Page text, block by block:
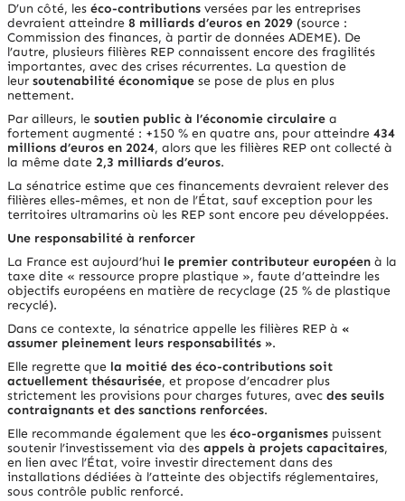
D’un côté, les éco-contributions versées par les entreprises
devraient atteindre 8 milliards d’euros en 2029 (source :
Commission des finances, à partir de données ADEME). De
l’autre, plusieurs filières REP connaissent encore des fragilités
importantes, avec des crises récurrentes. La question de
leur soutenabilité économique se pose de plus en plus
nettement.
Par ailleurs, le soutien public à l’économie circulaire a
fortement augmenté : +150 % en quatre ans, pour atteindre 434
millions d’euros en 2024, alors que les filières REP ont collecté à
la même date 2,3 milliards d’euros.
La sénatrice estime que ces financements devraient relever des
filières elles-mêmes, et non de l’État, sauf exception pour les
territoires ultramarins où les REP sont encore peu développées.
Une responsabilité à renforcer
La France est aujourd’hui le premier contributeur européen à la
taxe dite « ressource propre plastique », faute d’atteindre les
objectifs européens en matière de recyclage (25 % de plastique
recyclé).
Dans ce contexte, la sénatrice appelle les filières REP à «
assumer pleinement leurs responsabilités ».
Elle regrette que la moitié des éco-contributions soit
actuellement thésaurisée, et propose d’encadrer plus
strictement les provisions pour charges futures, avec des seuils
contraignants et des sanctions renforcées.
Elle recommande également que les éco-organismes puissent
soutenir l’investissement via des appels à projets capacitaires,
en lien avec l’État, voire investir directement dans des
installations dédiées à l’atteinte des objectifs réglementaires,
sous contrôle public renforcé.